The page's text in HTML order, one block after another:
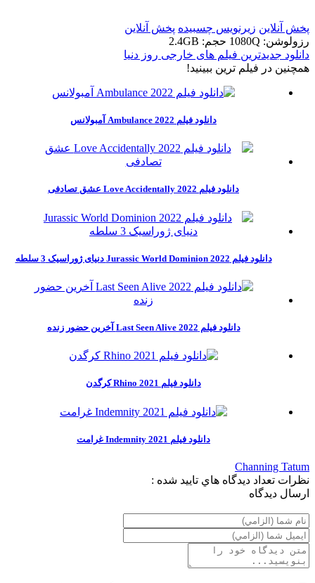
پخش آنلاین زیرنویس چسبیده پخش آنلاین
رزولوشن: 1080Q
حجم: 2.4GB
دانلود جدیدترین فیلم های خارجی روز دنیا
همچنين در فيلم ترين ببينيد!
دانلود فیلم Ambulance 2022 آمبولانس
دانلود فیلم Love Accidentally 2022 عشق تصادفی
دانلود فیلم Jurassic World Dominion 2022 دنیای ژوراسیک 3 سلطه
دانلود فیلم Last Seen Alive 2022 آخرین حضور زنده
دانلود فیلم Rhino 2021 کرگدن
دانلود فیلم Indemnity 2021 غرامت
Channing Tatum
نظرات تعداد ديدگاه هاي تاييد شده :
ارسال ديدگاه